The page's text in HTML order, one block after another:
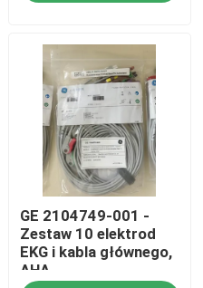
GE 2104749-001 -
Zestaw 10 elektrod
EKG i kabla głównego,
AHA